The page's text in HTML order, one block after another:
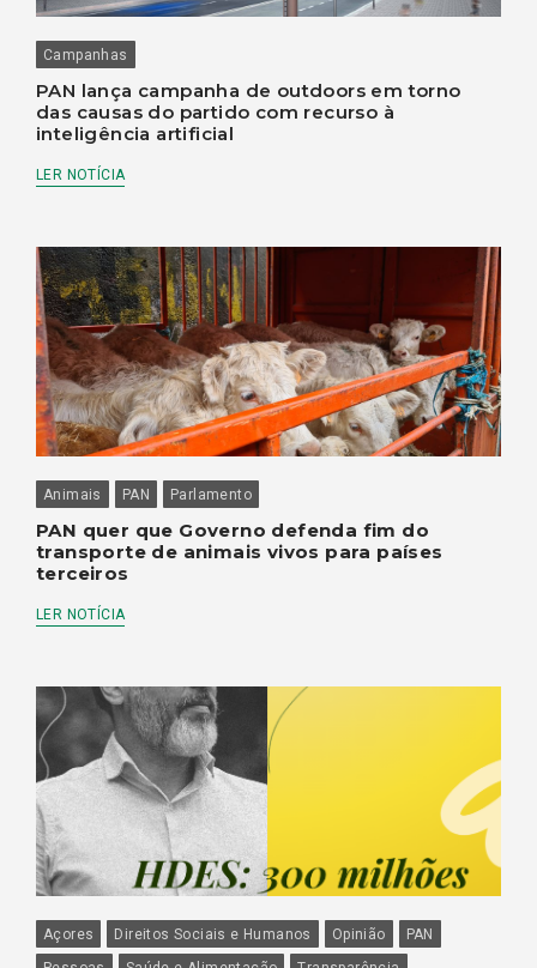
Campanhas
PAN lança campanha de outdoors em torno
das causas do partido com recurso à
inteligência artificial
LER NOTÍCIA
Animais PAN Parlamento
PAN quer que Governo defenda fim do
transporte de animais vivos para países
terceiros
LER NOTÍCIA
Açores Direitos Sociais e Humanos Opinião
PAN